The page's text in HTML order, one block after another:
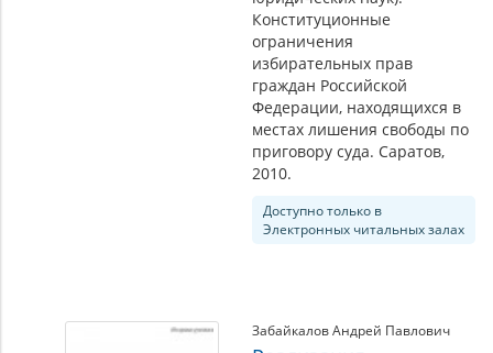
Конституционные
ограничения
избирательных прав
граждан Российской
Федерации, находящихся в
местах лишения свободы по
приговору суда. Саратов,
2010.
Доступно только в
Электронных читальных залах
Забайкалов Андрей Павлович